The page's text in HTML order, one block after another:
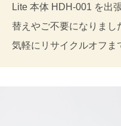
Lite 本体 HDH-001 を出
替えやご不要になりまし
気軽にリサイクルオフま